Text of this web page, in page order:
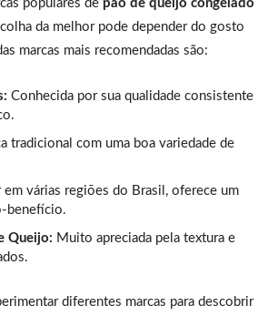
populares de pão de queijo congelado
da melhor pode depender do gosto
marcas mais recomendadas são:
Conhecida por sua qualidade consistente
tradicional com uma boa variedade de
em várias regiões do Brasil, oferece um
benefício.
Queijo: Muito apreciada pela textura e
diferentes marcas para descobrir